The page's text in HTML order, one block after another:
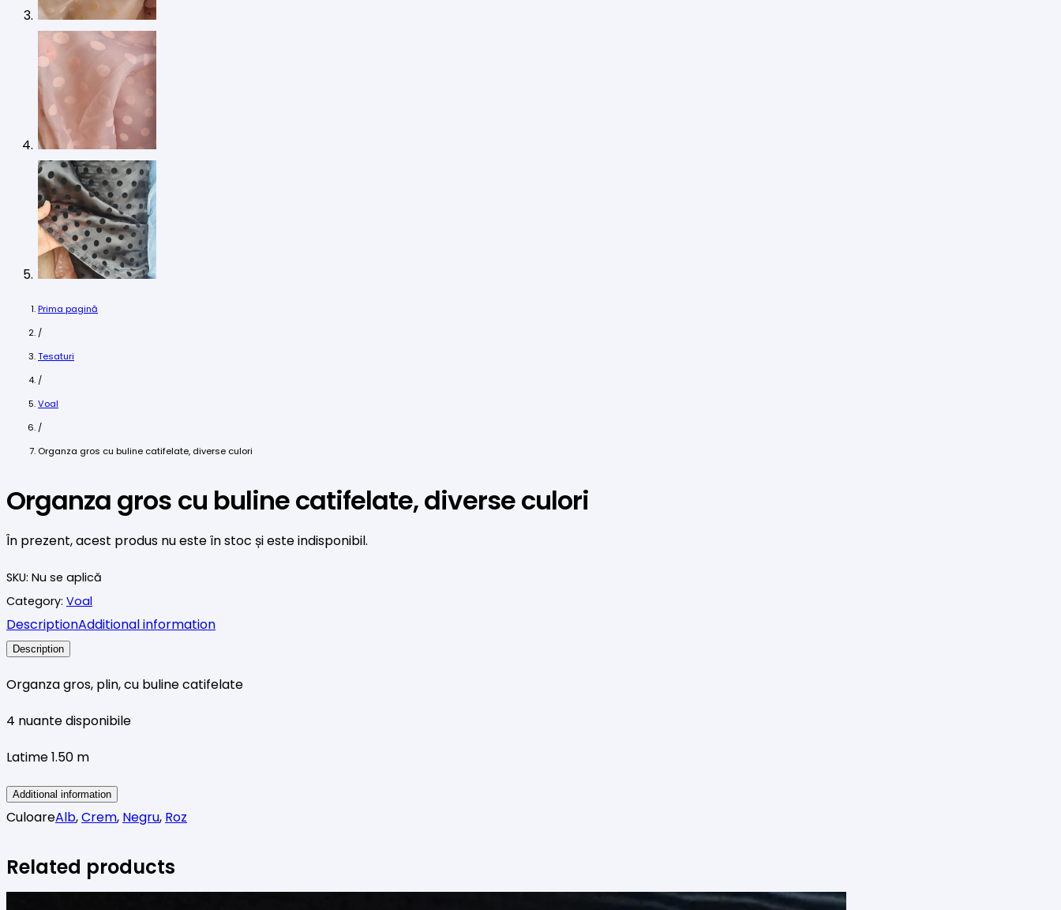
Prima pagină
/
Tesaturi
/
Voal
/
Organza gros cu buline catifelate, diverse culori
Organza gros cu buline catifelate, diverse culori
În prezent, acest produs nu este în stoc și este indisponibil.
SKU: Nu se aplică
Category: Voal
DescriptionAdditional information
Description
Organza gros, plin, cu buline catifelate
4 nuante disponibile
Latime 1.50 m
Additional information
CuloareAlb,Crem, Negru, Roz
Related products